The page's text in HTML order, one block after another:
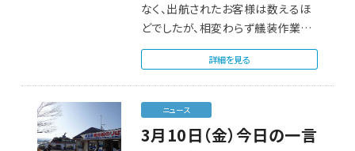
なく、出航されたお客様は数えるほ
どでしたが、相変わらず艤装作業の
依頼を多くいただ…
詳細を見る
ニュース
3月10日（金）今日の一言